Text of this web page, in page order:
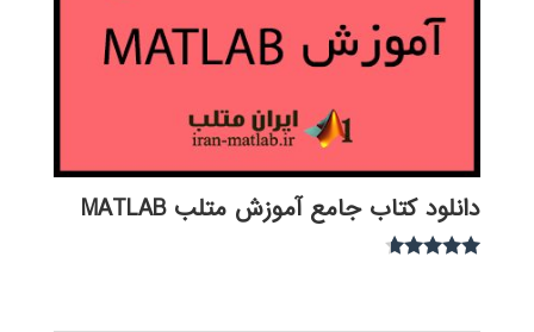
دانلود کتاب جامع آموزش متلب MATLAB